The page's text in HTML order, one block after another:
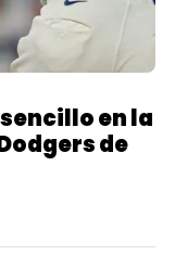
en la
de